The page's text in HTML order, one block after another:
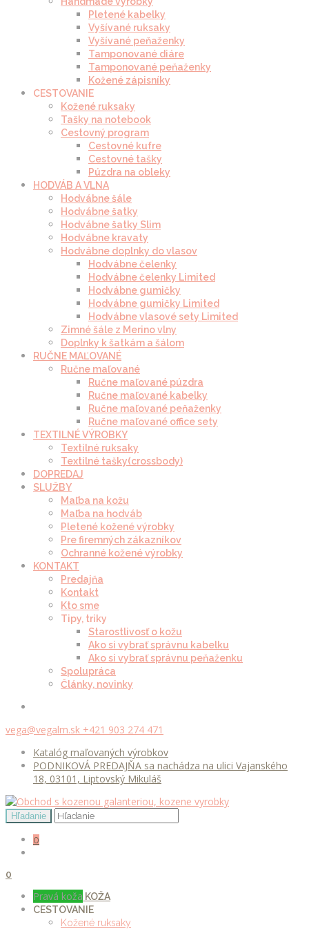
Pletené kabelky
Vyšívané ruksaky
Vyšívané peňaženky
Tamponované diáre
Tamponované peňaženky
Kožené zápisníky
CESTOVANIE
Kožené ruksaky
Tašky na notebook
Cestovný program
Cestovné kufre
Cestovné tašky
Púzdra na obleky
HODVÁB A VLNA
Hodvábne šále
Hodvábne šatky
Hodvábne šatky Slim
Hodvábne kravaty
Hodvábne doplnky do vlasov
Hodvábne čelenky
Hodvábne čelenky Limited
Hodvábne gumičky
Hodvábne gumičky Limited
Hodvábne vlasové sety Limited
Zimné šále z Merino vlny
Doplnky k šatkám a šálom
RUČNE MAĽOVANÉ
Ručne maľované
Ručne maľované púzdra
Ručne maľované kabelky
Ručne maľované peňaženky
Ručne maľované office sety
TEXTILNÉ VÝROBKY
Textilné ruksaky
Textilné tašky(crossbody)
DOPREDAJ
SLUŽBY
Maľba na kožu
Maľba na hodváb
Pletené kožené výrobky
Pre firemných zákazníkov
Ochranné kožené výrobky
KONTAKT
Predajňa
Kontakt
Kto sme
Tipy, triky
Starostlivosť o kožu
Ako si vybrať správnu kabelku
Ako si vybrať správnu peňaženku
Spolupráca
Články, novinky
vega@vegalm.sk +421 903 274 471
Katalóg maľovaných výrobkov
PODNIKOVÁ PREDAJŇA sa nachádza na ulici Vajanského
18, 03101, Liptovský Mikuláš
0
0
Pravá koža KOŽA
CESTOVANIE
Kožené ruksaky